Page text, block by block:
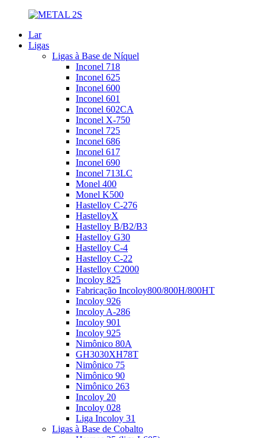
Lar
Ligas
Ligas à Base de Níquel
Inconel 718
Inconel 625
Inconel 600
Inconel 601
Inconel 602CA
Inconel X-750
Inconel 725
Inconel 686
Inconel 617
Inconel 690
Inconel 713LC
Monel 400
Monel K500
Hastelloy C-276
HastelloyX
Hastelloy B/B2/B3
Hastelloy G30
Hastelloy C-4
Hastelloy C-22
Hastelloy C2000
Incoloy 825
Fabricação Incoloy800/800H/800HT
Incoloy 926
Incoloy A-286
Incoloy 901
Incoloy 925
Nimônico 80A
GH3030XH78T
Nimônico 75
Nimônico 90
Nimônico 263
Incoloy 20
Incoloy 028
Liga Incoloy 31
Ligas à Base de Cobalto